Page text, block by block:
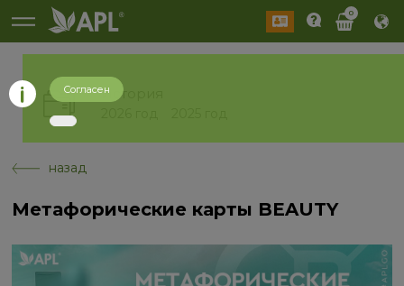
0
История
назад
Метафорические карты BEAUTY
Согласен